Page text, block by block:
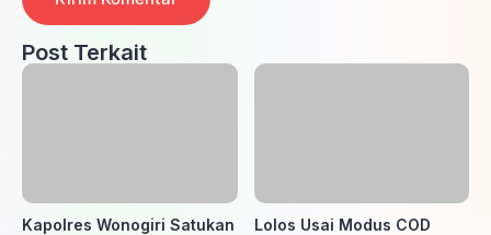
Post Terkait
Kapolres Wonogiri Satukan
Lolos Usai Modus COD